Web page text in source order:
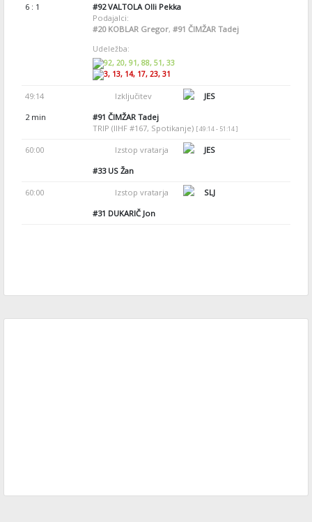
6 : 1
#92VALTOLA Olli Pekka
Podajalci:
#20KOBLAR Gregor, #91 ČIMŽAR Tadej
Udeležba:
92, 20, 91, 88, 51, 33
3, 13, 14, 17, 23, 31
49:14 Izključitev
JES
2 min
#91 ČIMŽAR Tadej
TRIP (IIHF #167, Spotikanje) [ 49:14 - 51:14 ]
60:00 Izstop vratarja
JES
#33US Žan
60:00 Izstop vratarja
SLJ
#31 DUKARIČ Jon